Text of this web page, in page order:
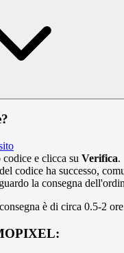
e clicca su Verifica.
codice ha successo,
la consegna
è di circa 0.5-2